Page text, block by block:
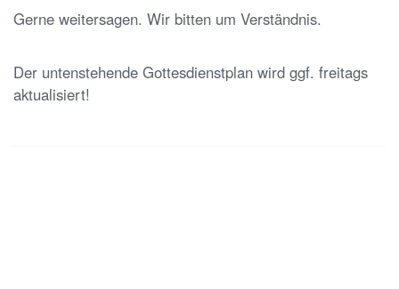
Gerne weitersagen. Wir bitten um Verständnis.
Der untenstehende Gottesdienstplan wird ggf. freitags
aktualisiert!